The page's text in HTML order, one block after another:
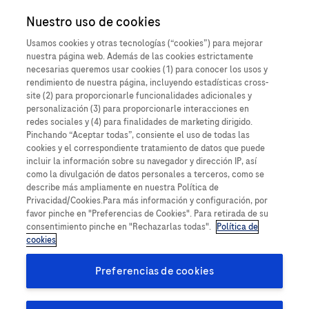
MEDICAL Information
Informar de un posible efecto secundario
Cuando un paciente
experimenta algo
inesperado, dañino o
negativo mientras toma
un medicamento de
Roche, esto se denomina
efecto secundario
(también denominado a
veces Evento Adverso).
Un evento adverso (EA) es cualquier evento médico
Detalles del producto
Un evento adverso (EA), también conocido como efecto
secundario, es una respuesta no deseada e imprevista en un
paciente después de recibir un medicamento, que puede o no
haber sido causado por el tratamiento con este producto.
Esto incluye todos los eventos en los que se produzcan daños
o respuestas no deseadas o imprevistas en un paciente,
usuario u otra persona como resultado del uso de un
dispositivo médico. La información que usted proporciona
ayuda a garantizar la seguridad de nuestros productos y de
Nuestro uso de cookies
Usamos cookies y otras tecnologías (“cookies”) para mejorar
nuestra página web. Además de las cookies estrictamente
necesarias queremos usar cookies (1) para conocer los usos y
rendimiento de nuestra página, incluyendo estadísticas cross-
site (2) para proporcionarle funcionalidades adicionales y
personalización (3) para proporcionarle interacciones en
redes sociales y (4) para finalidades de marketing dirigido.
Pinchando “Aceptar todas”, consiente el uso de todas las
cookies y el correspondiente tratamiento de datos que puede
incluir la información sobre su navegador y dirección IP, así
como la divulgación de datos personales a terceros, como se
describe más ampliamente en nuestra Política de
Privacidad/Cookies.Para más información y configuración, por
favor pinche en "Preferencias de Cookies". Para retirada de su
consentimiento pinche en "Rechazarlas todas". Política de
cookies
Preferencias de cookies